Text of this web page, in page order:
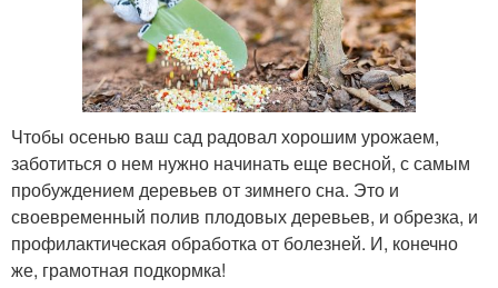
Чтобы осенью ваш сад радовал хорошим урожаем,
заботиться о нем нужно начинать еще весной, с самым
пробуждением деревьев от зимнего сна. Это и
своевременный полив плодовых деревьев, и обрезка, и
профилактическая обработка от болезней. И, конечно
же, грамотная подкормка!